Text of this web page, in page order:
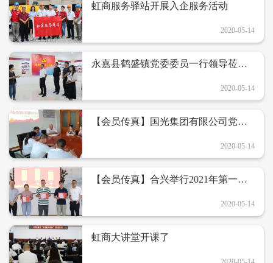
虹商服务驿站开展入企服务活动
2020-05-14
永嘉县鹤盛镇党委委员一行领导莅临
2020-05-14
【会员传真】国光集团有限公司党支
2020-05-14
【会员传真】合兴举行2021年第一期
2020-05-14
虹商大讲堂开课了